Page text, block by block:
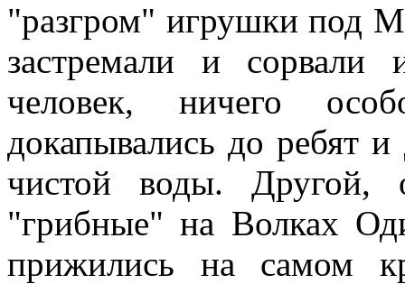
"разгром" игрушки под
застремали и сорвали
человек, ничего
докапывались до ребят
чистой воды.
"грибные" на Волках
прижились на самом